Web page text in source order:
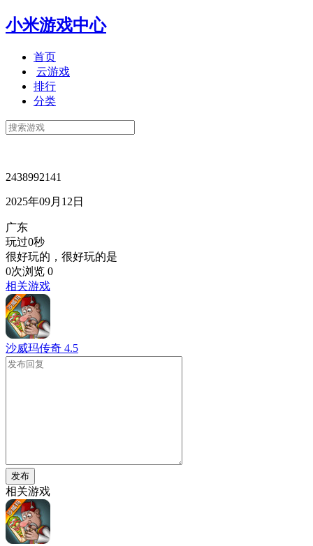
小米游戏中心
首页
云游戏
排行
分类
2438992141
2025年09月12日
广东
玩过0秒
很好玩的，很好玩的是
0次浏览 0
相关游戏
沙威玛传奇 4.5
发布
相关游戏